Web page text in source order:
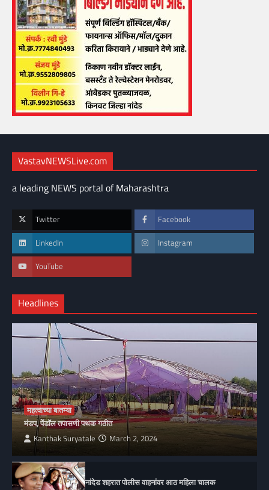
VastavNEWSLive.com
a leading NEWS portal of Maharashtra
Twitter Facebook
LinkedIn Instagram
YouTube
Headlines
महत्वाच्या बातम्या
मंडप, पेंडॉल तपासणी पथक गठीत
Kanthak Suryatale March 2, 2024
नांदेड शहरात पोलीस वाहनांवर आठ महिला चालक